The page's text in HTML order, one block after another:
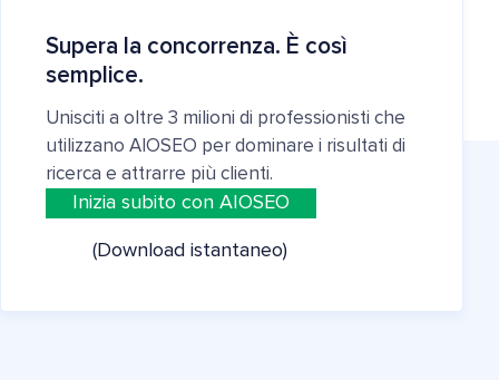
Supera la concorrenza. È così
semplice.
Unisciti a oltre 3 milioni di professionisti che
utilizzano AIOSEO per dominare i risultati di
ricerca e attrarre più clienti.
Inizia subito con AIOSEO
(Download istantaneo)